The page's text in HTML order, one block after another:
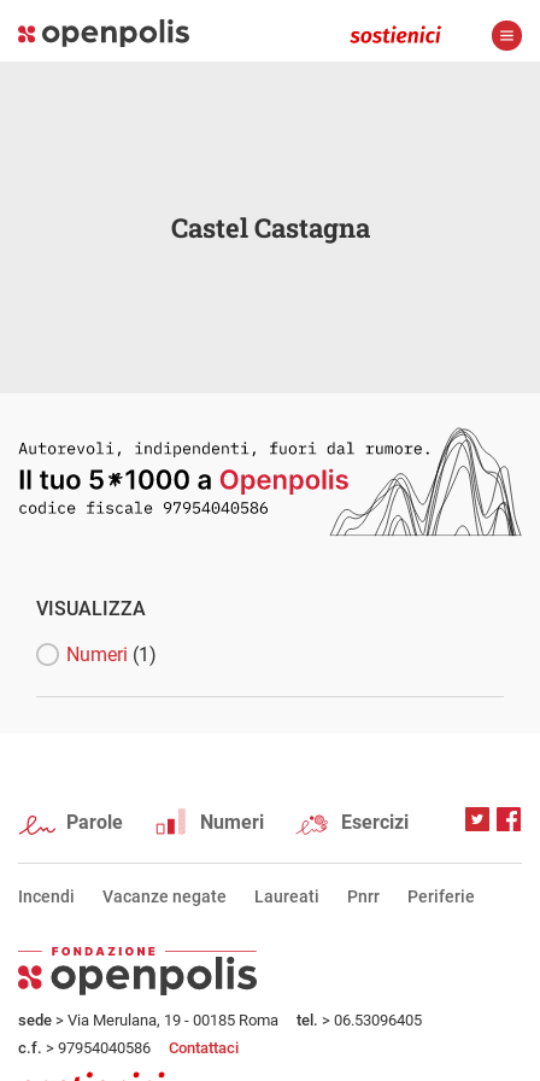
Castel Castagna
VISUALIZZA
Numeri (1)
Parole Numeri Esercizi
Incendi Vacanze negate Laureati Pnrr Periferie
sede > Via Merulana, 19 - 00185 Roma tel. > 06.53096405
c.f. > 97954040586 Contattaci